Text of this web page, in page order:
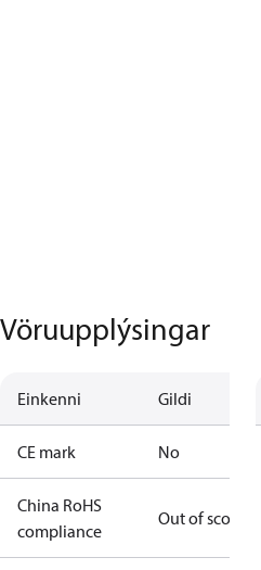
Vöruupplýsingar
Einkenni Gildi
CE mark No
China RoHS
compliance
Out of scope